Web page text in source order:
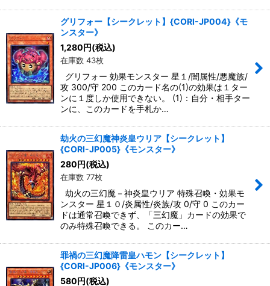
グリフォー【シークレット】{CORI-JP004}《モ
ンスター》
1,280円(税込)
在庫数 43枚
グリフォー 効果モンスター 星１/闇属性/悪魔族/
攻 300/守 200 このカード名の(1)の効果は１ター
ンに１度しか使用できない。 (1)：自分・相手ター
ンに、このカードを手札か…
劫火の三幻魔神炎皇ウリア【シークレット】
{CORI-JP005}《モンスター》
280円(税込)
在庫数 77枚
劫火の三幻魔－神炎皇ウリア 特殊召喚・効果モ
ンスター 星１０/炎属性/炎族/攻 0/守 0 このカー
ドは通常召喚できず、「三幻魔」カードの効果で
のみ特殊召喚できる。 このカー…
罪禍の三幻魔降雷皇ハモン【シークレット】
{CORI-JP006}《モンスター》
580円(税込)